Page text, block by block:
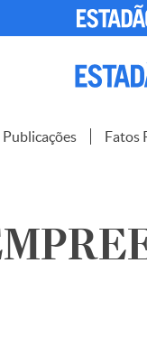
Publicações Fatos